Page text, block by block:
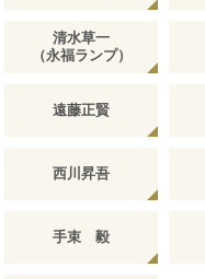
清水草一
（永福ランプ）
遠藤正賢
西川昇吾
手束 毅